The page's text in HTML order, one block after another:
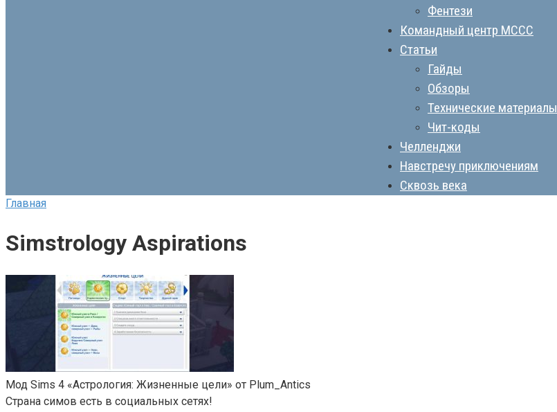
Фентези
Командный центр MCCC
Статьи
Гайды
Обзоры
Технические материалы
Чит-коды
Челленджи
Навстречу приключениям
Сквозь века
Главная
Simstrology Aspirations
Мод Sims 4 «Астрология: Жизненные цели» от Plum_Antics
Страна симов есть в социальных сетях!